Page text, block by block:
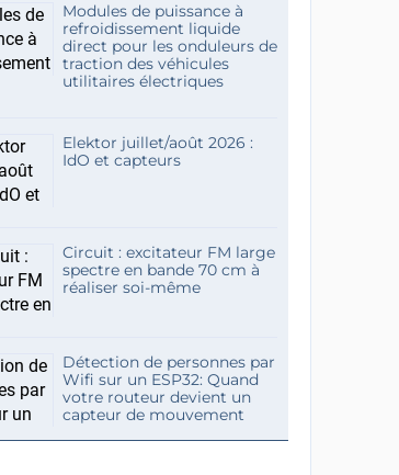
Modules de puissance à
refroidissement liquide
direct pour les onduleurs de
traction des véhicules
utilitaires électriques
Elektor juillet/août 2026 :
IdO et capteurs
Circuit : excitateur FM large
spectre en bande 70 cm à
réaliser soi-même
Détection de personnes par
Wifi sur un ESP32: Quand
votre routeur devient un
capteur de mouvement